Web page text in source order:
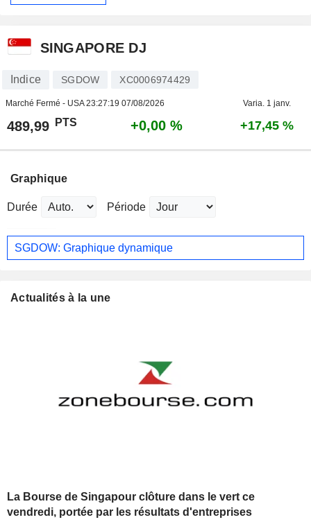
SINGAPORE DJ
Indice SGDOW XC0006974429
Marché Fermé - USA23:27:19 07/08/2026 Varia. 1 janv.
489,99 PTS +0,00 % +17,45 %
Graphique
Durée Période
SGDOW: Graphique dynamique
Actualités à la une
La Bourse de Singapour clôture dans le vert ce
vendredi, portée par les résultats d'entreprises